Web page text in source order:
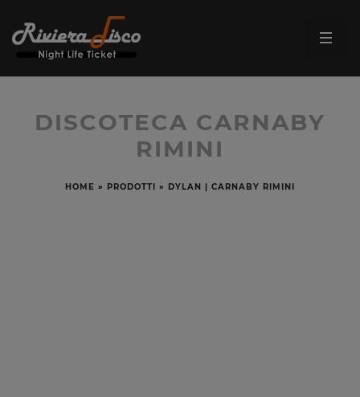
DISCOTECA CARNABY
RIMINI
HOME » PRODOTTI » DYLAN | CARNABY RIMINI